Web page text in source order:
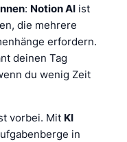
: Notion AI ist
die mehrere
erfordern.
deinen Tag
du wenig Zeit
vorbei. Mit KI
in